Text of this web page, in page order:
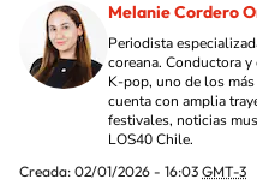
Melanie Cordero
Periodista
coreana. Conductora
K-pop, uno de los
cuenta con amplia
festivales, noticias
LOS40 Chile.
Creada: 02/01/2026 - 16:03 GMT-3